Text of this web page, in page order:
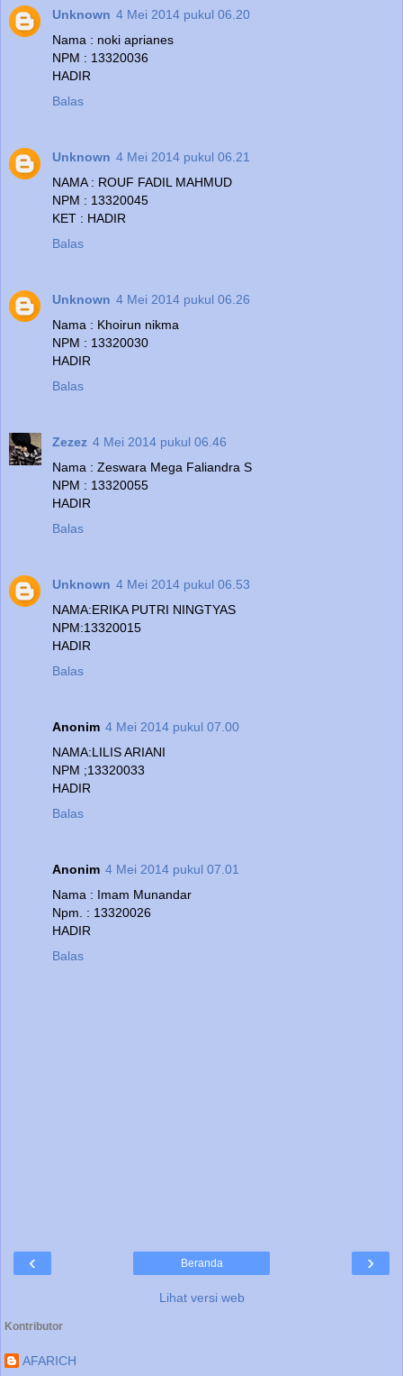
Unknown 4 Mei 2014 pukul 06.20
Nama : noki aprianes
NPM : 13320036
HADIR
Balas
Unknown 4 Mei 2014 pukul 06.21
NAMA : ROUF FADIL MAHMUD
NPM : 13320045
KET : HADIR
Balas
Unknown 4 Mei 2014 pukul 06.26
Nama : Khoirun nikma
NPM : 13320030
HADIR
Balas
Zezez 4 Mei 2014 pukul 06.46
Nama : Zeswara Mega Faliandra S
NPM : 13320055
HADIR
Balas
Unknown 4 Mei 2014 pukul 06.53
NAMA:ERIKA PUTRI NINGTYAS
NPM:13320015
HADIR
Balas
Anonim 4 Mei 2014 pukul 07.00
NAMA:LILIS ARIANI
NPM ;13320033
HADIR
Balas
Anonim 4 Mei 2014 pukul 07.01
Nama : Imam Munandar
Npm. : 13320026
HADIR
Balas
‹ ›
Beranda
Lihat versi web
Kontributor
AFARICH